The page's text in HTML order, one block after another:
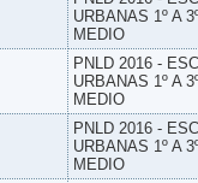
URBANAS 1º A
MEDIO
PNLD 2016 -
URBANAS 1º A
MEDIO
PNLD 2016 -
URBANAS 1º A
MEDIO